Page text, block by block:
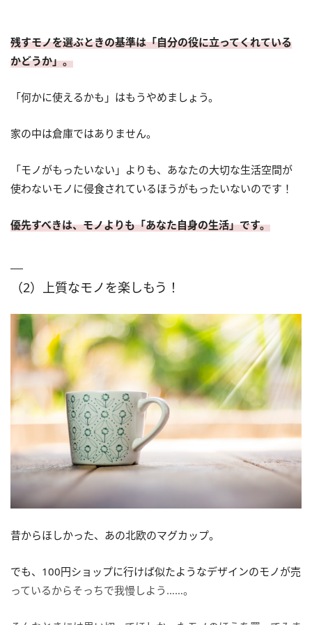
残すモノを選ぶときの基準は「自分の役に立ってくれている
かどうか」。
「何かに使えるかも」はもうやめましょう。
家の中は倉庫ではありません。
「モノがもったいない」よりも、あなたの大切な生活空間が
使わないモノに侵食されているほうがもったいないのです！
優先すべきは、モノよりも「あなた自身の生活」です。
（2）上質なモノを楽しもう！
昔からほしかった、あの北欧のマグカップ。
でも、100円ショップに行けば似たようなデザインのモノが売
っているからそっちで我慢しよう……。